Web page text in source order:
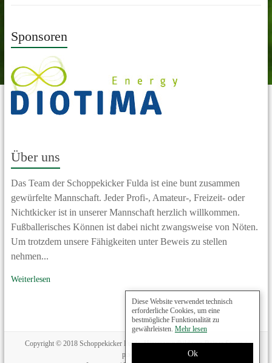
Sponsoren
Über uns
Das Team der Schoppekicker Fulda ist eine bunt zusammen
gewürfelte Mannschaft. Jeder Profi-, Amateur-, Freizeit- oder
Nichtkicker ist in unserer Mannschaft herzlich willkommen.
Fußballerisches Können ist dabei nicht zwangsweise von Nöten.
Um trotzdem unsere Fähigkeiten unter Beweis zu stellen
nehmen...
Weiterlesen
Copyright © 2018 Schoppekicker Fulda, Hintergrundbild von Rainer Sturm /
pixelio.de
Diese Website verwendet technisch
erforderliche Cookies, um eine
bestmögliche Funktionalität zu
gewährleisten. Mehr lesen
Ok